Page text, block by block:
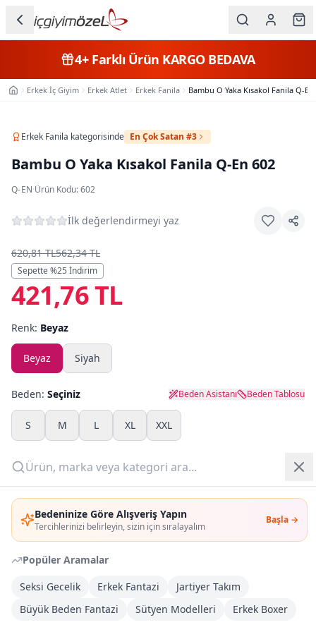
Bedeninize Göre Alışveriş Yapın
Tercihlerinizi belirleyin, sizin için sıralayalım
Başla →
Popüler Aramalar
Seksi Gecelik
Erkek Fantazi
Jartiyer Takım
Büyük Beden Fantazi
Sütyen Modelleri Erkek Boxer
Kategorileri
Erkek
Çocuk
Fantazi
Büyük
Markalar
Yazlık Pijama
Kampanyalar
Yeni Gelenler
OUTLET
Giriş Yap
Üye Ol
4+Farklı Ürün KARGO BEDAVA
Ana SayfaErkek İç Giyim Erkek Atlet Erkek Fanila Bambu O Yaka Kısakol Fanila Q-En
Erkek Fanila kategorisinde En Çok Satan #3
Bambu O Yaka Kısakol Fanila Q-En 602
Q-EN·Ürün Kodu:602
İlk değerlendirmeyi yaz
620,81 TL562,34 TL
Sepette %25 İndirim
421,76 TL
Renk: Beyaz
Beyaz Siyah
Beden: Seçiniz Beden Asistanı Beden Tablosu
S M L XL XXL
Adet:
Sepete Ekle
Şimdi Al
DHL Kargoya Teslim
İlk iş günü kargoda